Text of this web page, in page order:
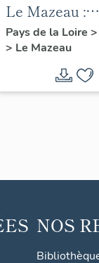
Le Mazeau :
présentation
commune
Pays de la Loire >
> Le Mazeau
NOS